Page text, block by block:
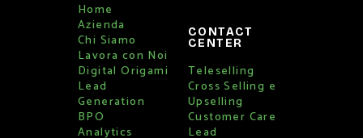
Home
Azienda
Chi Siamo
Lavora con Noi
Digital Origami
Lead
Generation
BPO
Analytics
CONTACT
CENTER
Teleselling
Cross Selling e
Upselling
Customer Care
Lead